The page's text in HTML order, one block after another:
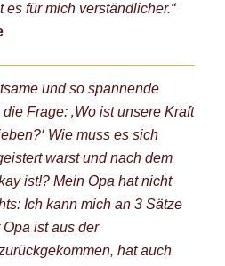
für mich verständlicher.“
und so spannende
Frage: ‚Wo ist unsere Kraft
Wie muss es sich
warst und nach dem
ist!? Mein Opa hat nicht
Ich kann mich an 3 Sätze
ist aus der
hat auch